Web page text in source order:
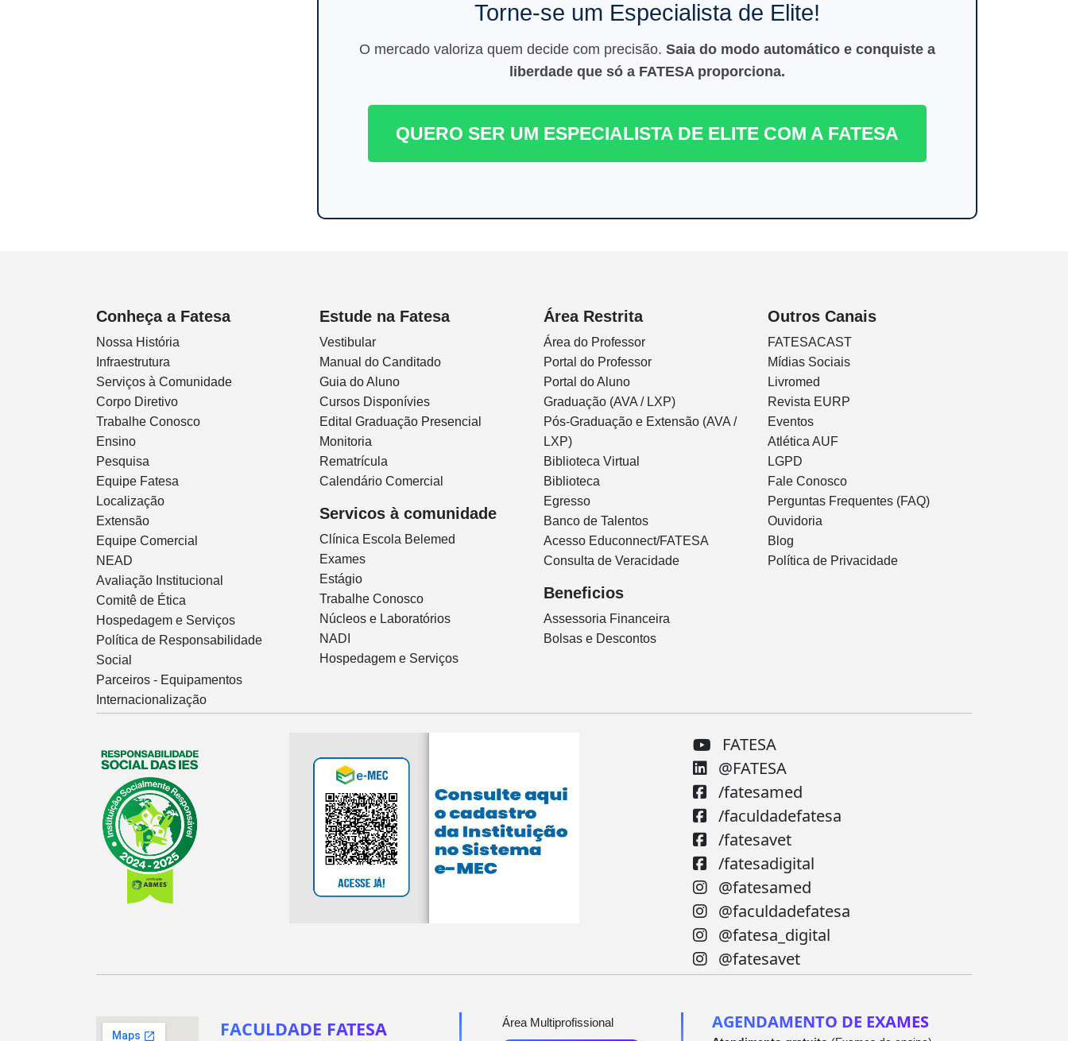
Torne-se um Especialista de Elite!
O mercado valoriza quem decide com precisão. Saia do modo automático e conquiste a
liberdade que só a FATESA proporciona.
QUERO SER UM ESPECIALISTA DE ELITE COM A FATESA
Conheça a Fatesa
Nossa História
Infraestrutura
Serviços à Comunidade
Corpo Diretivo
Trabalhe Conosco
Ensino
Pesquisa
Equipe Fatesa
Localização
Extensão
Equipe Comercial
NEAD
Avaliação Institucional
Comitê de Ética
Hospedagem e Serviços
Política de Responsabilidade
Social
Parceiros - Equipamentos
Internacionalização
Estude na Fatesa
Vestibular
Manual do Canditado
Guia do Aluno
Cursos Disponívies
Edital Graduação Presencial
Monitoria
Rematrícula
Calendário Comercial
Servicos à comunidade
Clínica Escola Belemed
Exames
Estágio
Trabalhe Conosco
Núcleos e Laboratórios
NADI
Hospedagem e Serviços
Área Restrita
Área do Professor
Portal do Professor
Portal do Aluno
Graduação (AVA / LXP)
Pós-Graduação e Extensão (AVA /
LXP)
Biblioteca Virtual
Biblioteca
Egresso
Banco de Talentos
Acesso Educonnect/FATESA
Consulta de Veracidade
Beneficios
Assessoria Financeira
Bolsas e Descontos
Outros Canais
FATESACAST
Mídias Sociais
Livromed
Revista EURP
Eventos
Atlética AUF
LGPD
Fale Conosco
Perguntas Frequentes (FAQ)
Ouvidoria
Blog
Política de Privacidade
FATESA
@FATESA
/fatesamed
/faculdadefatesa
/fatesavet
/fatesadigital
@fatesamed
@faculdadefatesa
@fatesa_digital
@fatesavet
FACULDADE FATESA Área Multiprofissional AGENDAMENTO DE EXAMES